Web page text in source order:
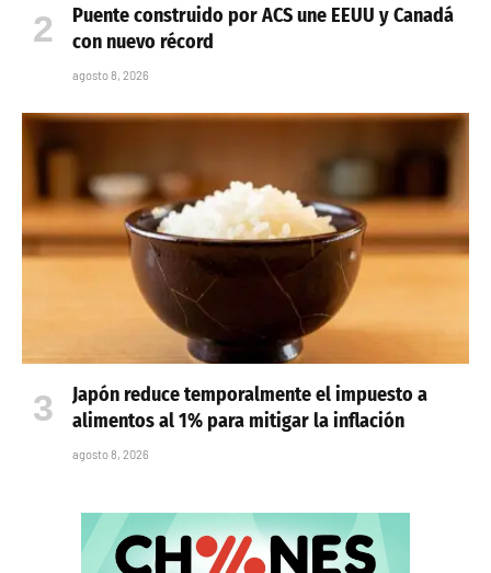
Puente construido por ACS une EEUU y Canadá
con nuevo récord
agosto 8, 2026
Japón reduce temporalmente el impuesto a
alimentos al 1% para mitigar la inflación
agosto 8, 2026